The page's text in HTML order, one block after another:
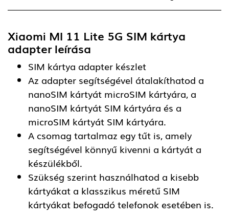
Xiaomi MI 11 Lite 5G SIM kártya
adapterleírása
SIM kártya adapter készlet
Az adapter segítségével átalakíthatod a
nanoSIM kártyát microSIM kártyára, a
nanoSIM kártyát SIM kártyára és a
microSIM kártyát SIM kártyára.
A csomag tartalmaz egy tűt is, amely
segítségével könnyű kivenni a kártyát a
készülékből.
Szükség szerint használhatod a kisebb
kártyákat a klasszikus méretű SIM
kártyákat befogadó telefonok esetében is.